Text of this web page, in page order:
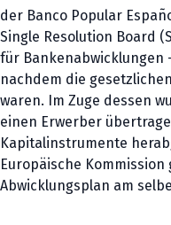
der Banco Popular
Single Resolution Board
für Bankenabwicklungen
nachdem die
waren. Im Zuge dessen
einen Erwerber
Kapitalinstrumente
Europäische
Abwicklungsplan am